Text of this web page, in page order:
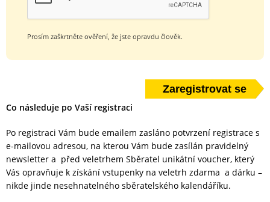
Prosím zaškrtněte ověření, že jste opravdu člověk.
Co následuje po Vaší registraci
Po registraci Vám bude emailem zasláno potvrzení registrace s
e-mailovou adresou, na kterou Vám bude zasílán pravidelný
newsletter a před veletrhem Sběratel unikátní voucher, který
Vás opravňuje k získání vstupenky na veletrh zdarma a dárku –
nikde jinde nesehnatelného sběratelského kalendáříku.